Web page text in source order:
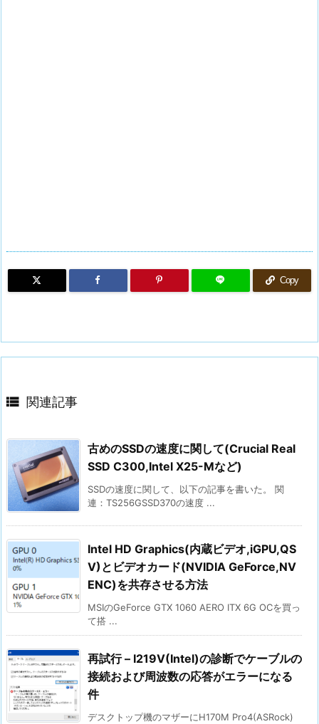
Copy
 関連記事
古めのSSDの速度に関して(Crucial Real
SSD C300,Intel X25-Mなど)
SSDの速度に関して、以下の記事を書いた。 関
連：TS256GSSD370の速度 ...
Intel HD Graphics(内蔵ビデオ,iGPU,QS
V)とビデオカード(NVIDIA GeForce,NV
ENC)を共存させる方法
MSIのGeForce GTX 1060 AERO ITX 6G OCを買っ
て搭 ...
再試行 – I219V(Intel)の診断でケーブルの
接続および周波数の応答がエラーになる
件
デスクトップ機のマザーにH170M Pro4(ASRock)